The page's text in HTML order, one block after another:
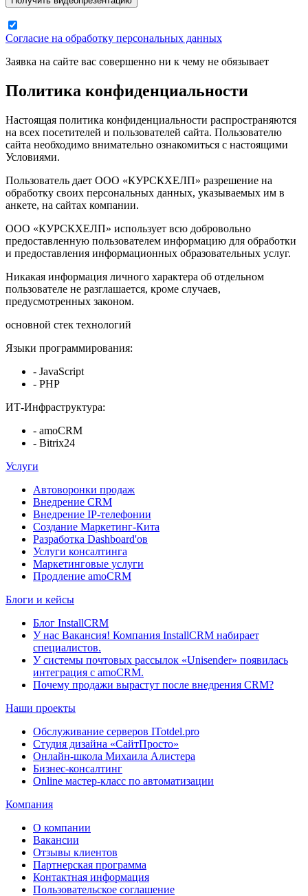
Согласие на обработку персональных данных
Заявка на сайте вас совершенно ни к чему не обязывает
Политика конфиденциальности
Настоящая политика конфиденциальности распространяются
на всех посетителей и пользователей сайта. Пользователю
сайта необходимо внимательно ознакомиться с настоящими
Условиями.
Пользователь дает ООО «КУРСКХЕЛП» разрешение на
обработку своих персональных данных, указываемых им в
анкете, на сайтах компании.
ООО «КУРСКХЕЛП» использует всю добровольно
предоставленную пользователем информацию для обработки
и предоставления информационных образовательных услуг.
Никакая информация личного характера об отдельном
пользователе не разглашается, кроме случаев,
предусмотренных законом.
основной стек технологий
Языки программирования:
- JavaScript
- PHP
ИТ-Инфраструктура:
- amoCRM
- Bitrix24
Услуги
Автоворонки продаж
Внедрение CRM
Внедрение IP-телефонии
Создание Маркетинг-Кита
Разработка Dashboard'ов
Услуги консалтинга
Маркетинговые услуги
Продление amoCRM
Блоги и кейсы
Блог InstallCRM
У нас Вакансия! Компания InstallCRM набирает
специалистов.
У системы почтовых рассылок «Unisender» появилась
интеграция с amoCRM.
Почему продажи вырастут после внедрения CRM?
Наши проекты
Обслуживание серверов ITotdel.pro
Студия дизайна «СайтПросто»
Онлайн-школа Михаила Алистера
Бизнес-консалтинг
Online мастер-класс по автоматизации
Компания
О компании
Вакансии
Отзывы клиентов
Партнерская программа
Контактная информация
Пользовательское соглашение